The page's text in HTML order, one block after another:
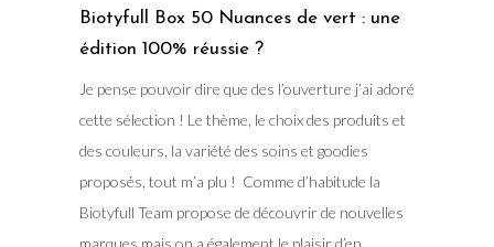
Biotyfull Box 50 Nuances de vert : une
édition 100% réussie ?
Je pense pouvoir dire que des l’ouverture j’ai adoré
cette sélection ! Le thème, le choix des produits et
des couleurs, la variété des soins et goodies
proposés, tout m’a plu ! Comme d’habitude la
Biotyfull Team propose de découvrir de nouvelles
marques mais on a également le plaisir d’en